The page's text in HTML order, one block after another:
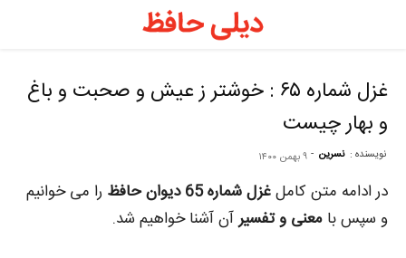
غزل شماره ۶۵ : خوشتر ز عیش و صحبت و باغ
و بهار چیست
نویسنده : نسرین - ۹ بهمن ۱۴۰۰
در ادامه متن کاملغزل شماره 65 دیوان حافظ
را می خوانیم
و سپس با معنی و تفسیرآن آشنا خواهیم شد.